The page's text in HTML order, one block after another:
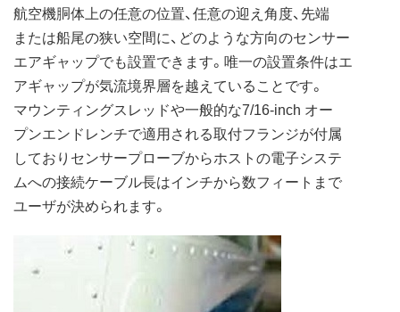
航空機胴体上の任意の位置、任意の迎え角度、先端
または船尾の狭い空間に、どのような方向のセンサー
エアギャップでも設置できます。唯一の設置条件はエ
アギャップが気流境界層を越えていることです。
マウンティングスレッドや一般的な7/16-inch オー
プンエンドレンチで適用される取付フランジが付属
しておりセンサープローブからホストの電子システ
ムへの接続ケーブル長はインチから数フィートまで
ユーザが決められます。